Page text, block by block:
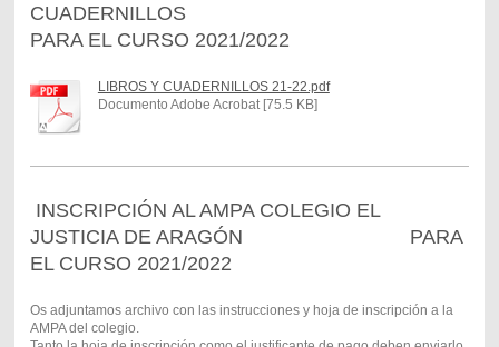
CUADERNILLOS
PARA EL CURSO 2021/2022
LIBROS Y CUADERNILLOS 21-22.pdf
Documento Adobe Acrobat [75.5 KB]
INSCRIPCIÓN AL AMPA COLEGIO EL
JUSTICIA DE ARAGÓN PARA
EL CURSO 2021/2022
Os adjuntamos archivo con las instrucciones y hoja de inscripción a la
AMPA del colegio.